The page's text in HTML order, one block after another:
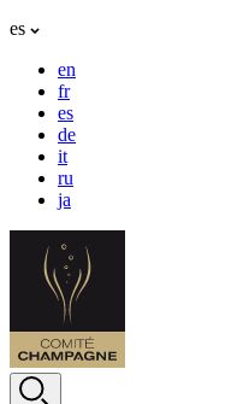
es
en
fr
es
de
it
ru
ja